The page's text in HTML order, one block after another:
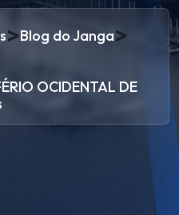
>Blog do Janga>
OCIDENTAL DE